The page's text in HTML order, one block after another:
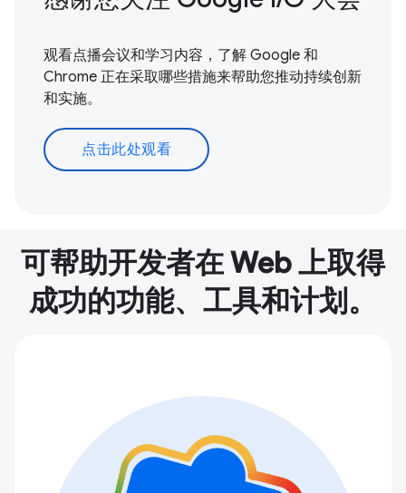
观看点播会议和学习内容，了解 Google 和
Chrome 正在采取哪些措施来帮助您推动持续创新
和实施。
点击此处观看
可帮助开发者在 Web 上取得
成功的功能、工具和计划。